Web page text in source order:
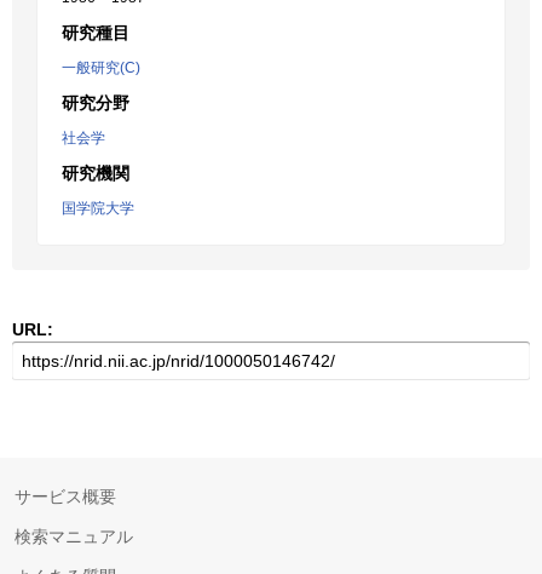
研究種目
一般研究(C)
研究分野
社会学
研究機関
国学院大学
URL:
サービス概要
検索マニュアル